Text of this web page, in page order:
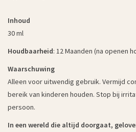
Inhoud
30 ml
Houdbaarheid: 12 Maanden (na openen
Waarschuwing
Alleen voor uitwendig gebruik. Vermijd
bereik van kinderen houden. Stop bij
persoon.
In een wereld die altijd doorgaat,